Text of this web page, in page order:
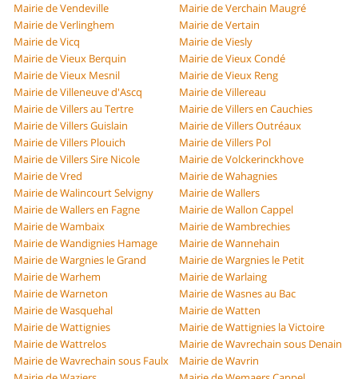
Mairie de Vendeville
Mairie de Verchain Maugré
Mairie de Verlinghem
Mairie de Vertain
Mairie de Vicq
Mairie de Viesly
Mairie de Vieux Berquin
Mairie de Vieux Condé
Mairie de Vieux Mesnil
Mairie de Vieux Reng
Mairie de Villeneuve d'Ascq
Mairie de Villereau
Mairie de Villers au Tertre
Mairie de Villers en Cauchies
Mairie de Villers Guislain
Mairie de Villers Outréaux
Mairie de Villers Plouich
Mairie de Villers Pol
Mairie de Villers Sire Nicole
Mairie de Volckerinckhove
Mairie de Vred
Mairie de Wahagnies
Mairie de Walincourt Selvigny
Mairie de Wallers
Mairie de Wallers en Fagne
Mairie de Wallon Cappel
Mairie de Wambaix
Mairie de Wambrechies
Mairie de Wandignies Hamage
Mairie de Wannehain
Mairie de Wargnies le Grand
Mairie de Wargnies le Petit
Mairie de Warhem
Mairie de Warlaing
Mairie de Warneton
Mairie de Wasnes au Bac
Mairie de Wasquehal
Mairie de Watten
Mairie de Wattignies
Mairie de Wattignies la Victoire
Mairie de Wattrelos
Mairie de Wavrechain sous Denain
Mairie de Wavrechain sous Faulx
Mairie de Wavrin